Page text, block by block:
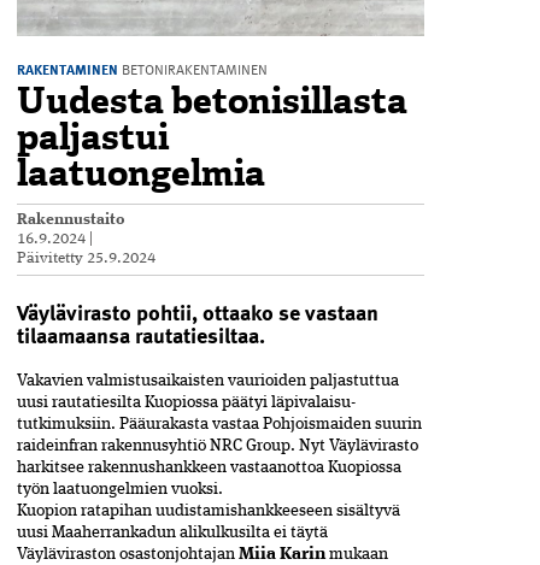
RAKENTAMINEN BETONIRAKENTAMINEN
Uudesta betonisillasta
paljastui
laatuongelmia
Rakennustaito
16.9.2024
Päivitetty 25.9.2024
Väylävirasto pohtii, ottaako se vastaan
tilaamaansa rautatiesiltaa.
Vakavien valmistusaikaisten vaurioiden paljastuttua
uusi rautatiesilta Kuopiossa päätyi läpivalaisu­
tutkimuksiin. Pääurakasta vastaa Pohjois­maiden suurin
raideinfran rakennusyhtiö NRC Group. Nyt Väylävirasto
harkitsee raken­nushankkeen vastaanottoa Kuopios­sa
työn laatuongelmien vuoksi.
Kuopion ratapihan uudistamishankkeeseen sisältyvä
uusi Maaherrankadun alikulkusilta ei täytä
Väyläviraston osastonjohtajan Miia Karin mukaan